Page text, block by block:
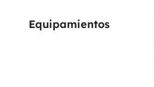
Equipamientos